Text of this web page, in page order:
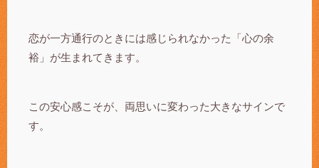
恋が一方通行のときには感じられなかった「心の余
裕」が生まれてきます。
この安心感こそが、両思いに変わった大きなサインで
す。